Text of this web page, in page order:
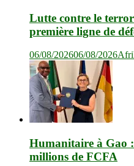
Lutte contre le
première ligne de
06/08/202606/08/2026
Humanitaire à Gao
millions de FCFA